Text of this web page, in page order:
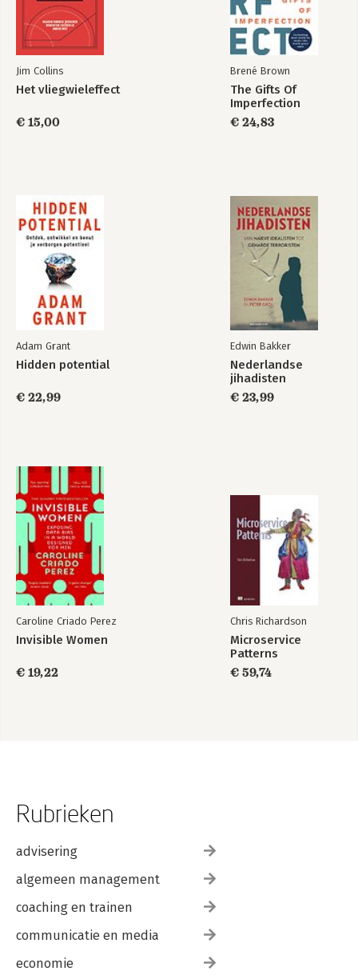
Bekijk alle boeken
Collaboration
Jim Collins
Het vliegwieleffect
€ 15,00
Brené Brown
The Gifts Of
Imperfection
€ 24,83
Adam Grant
Hidden potential
€ 22,99
Edwin Bakker
Nederlandse
jihadisten
€ 23,99
Caroline Criado Perez
Invisible Women
€ 19,22
Chris Richardson
Microservice
Patterns
€ 59,74
Rubrieken
advisering
algemeen management
coaching en trainen
communicatie en media
economie